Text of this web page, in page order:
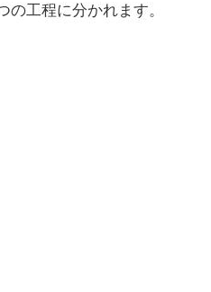
の工程に分かれます。